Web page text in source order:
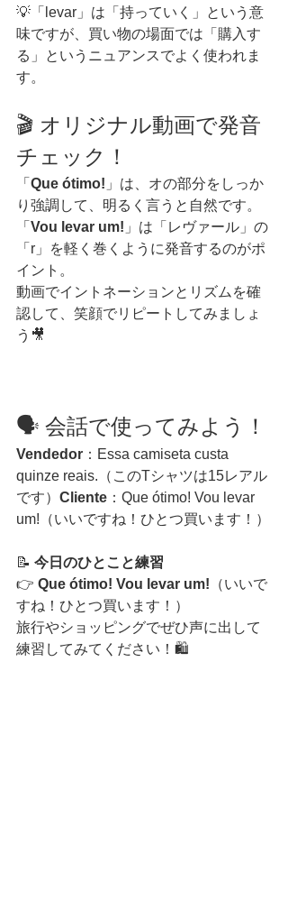
💡「levar」は「持っていく」という意
味ですが、買い物の場面では「購入す
る」というニュアンスでよく使われま
す。
🎬 オリジナル動画で発音
チェック！
「 Que ótimo! 」は、オの部分をしっか
り強調して、明るく言うと自然です。
「 Vou levar um! 」は「レヴァール」の
「r」を軽く巻くように発音するのがポ
イント。
動画でイントネーションとリズムを確
認して、笑顔でリピートしてみましょ
う🎥
🗣️ 会話で使ってみよう！
Vendedor ：Essa camiseta custa
quinze reais.（このTシャツは15レアル
です） Cliente ：Que ótimo! Vou levar
um!（いいですね！ひとつ買います！）
📝 今日のひとこと練習
👉 Que ótimo! Vou levar um! （いいで
すね！ひとつ買います！）
旅行やショッピングでぜひ声に出して
練習してみてください！🛍️